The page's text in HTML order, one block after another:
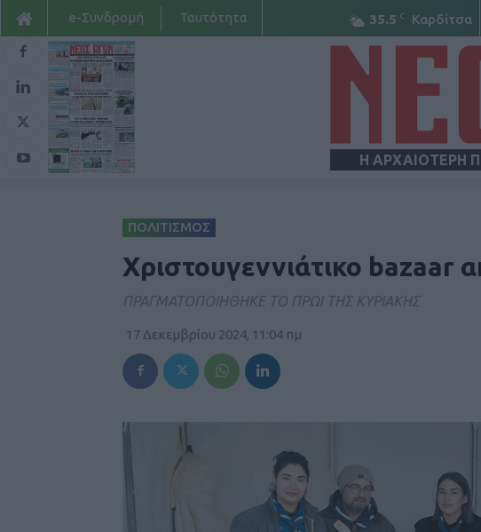
35.5 C Καρδίτσα
e-Συνδρομή Ταυτότητα
Η ΑΡΧΑΙΟΤΕΡΗ
ΠΟΛΙΤΙΣΜΟΣ
Χριστουγεννιάτικο bazaar
ΠΡΑΓΜΑΤΟΠΟΙΗΘΗΚΕ ΤΟ ΠΡΩΙ ΤΗΣ ΚΥΡΙΑΚΗΣ
17 Δεκεμβρίου 2024, 11:04 πμ